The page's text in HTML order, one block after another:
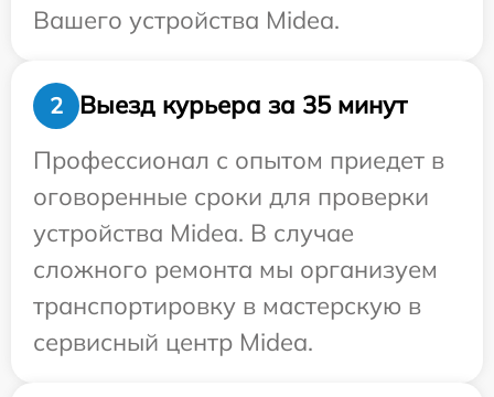
Вашего устройства Midea.
2
Выезд курьера за 35 минут
Профессионал с опытом приедет в
оговоренные сроки для проверки
устройства Midea. В случае
сложного ремонта мы организуем
транспортировку в мастерскую в
сервисный центр Midea.